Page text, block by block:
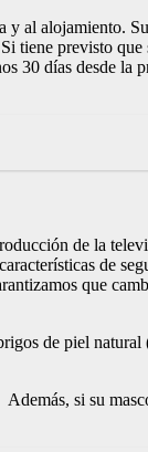
al alojamiento.
previsto
30 días desde la
de la
de
que
de piel
si su